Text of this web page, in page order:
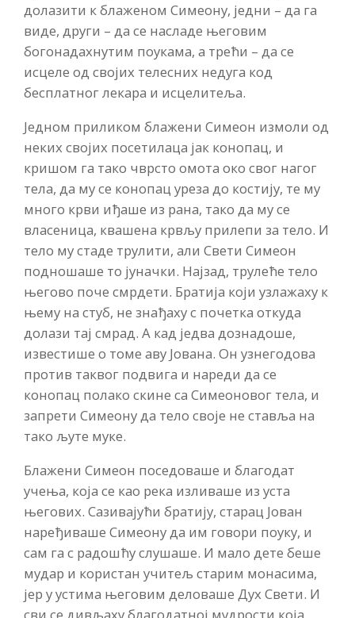
долазити к блаженом Симеону, једни – да га
виде, други – да се насладе његовим
богонадахнутим поукама, а трећи – да се
исцеле од својих телесних недуга код
бесплатног лекара и исцелитеља.
Једном приликом блажени Симеон измоли од
неких својих посетилаца јак конопац, и
кришом га тако чврсто омота око свог нагог
тела, да му се конопац уреза до костију, те му
много крви иђаше из рана, тако да му се
власеница, квашена крвљу прилепи за тело. И
тело му стаде трулити, али Свети Симеон
подношаше то јуначки. Најзад, трулеће тело
његово поче смрдети. Братија који узлажаху к
њему на стуб, не знађаху с почетка откуда
долази тај смрад. А кад једва дознадоше,
известише о томе аву Јована. Он узнегодова
против таквог подвига и нареди да се
конопац полако скине са Симеоновог тела, и
запрети Симеону да тело своје не ставља на
тако љуте муке.
Блажени Симеон поседоваше и благодат
учења, која се као река изливаше из уста
његових. Сазивајући братију, старац Јован
наређиваше Симеону да им говори поуку, и
сам га с радошћу слушаше. И мало дете беше
мудар и користан учитељ старим монасима,
јер у устима његовим деловаше Дух Свети. И